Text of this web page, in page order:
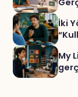
İki
My